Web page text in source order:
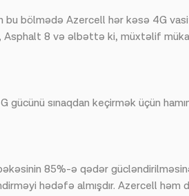
bu bölmədə Azercell hər kəsə 4G
Asphalt 8 və əlbəttə ki, müxtəlif
sınaqdan keçirmək üçün
85%-ə qədər
hədəfə almışdır. Azercell